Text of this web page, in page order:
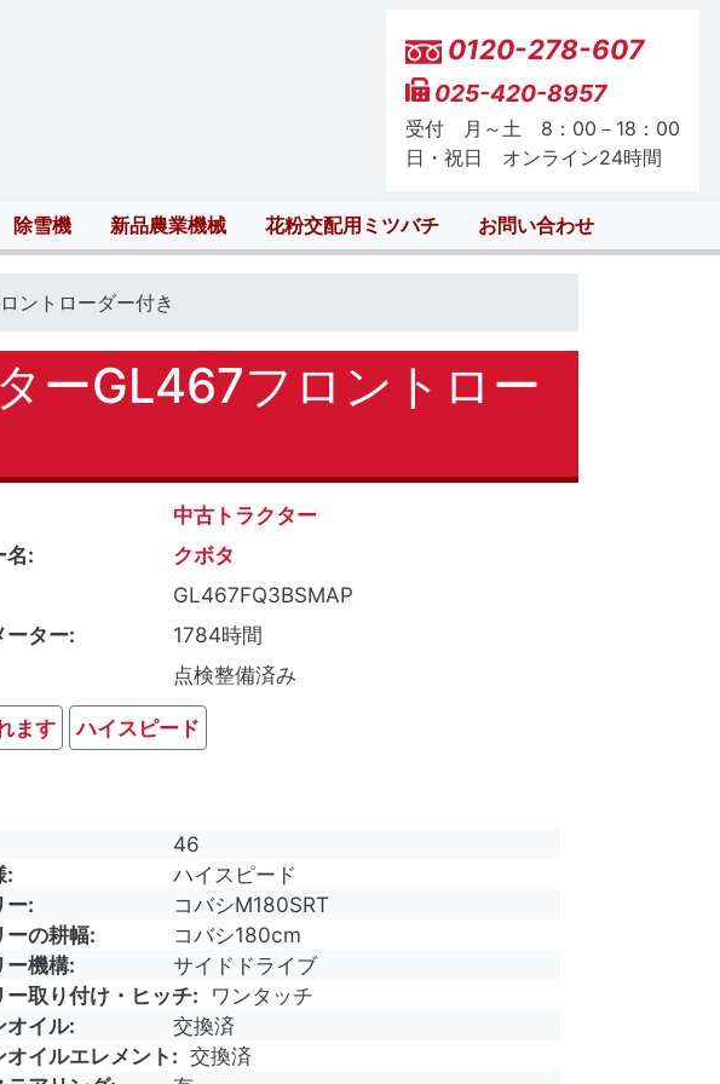
0120-278-607
025-420-8957
受付 月～土 8：00－18：00
日・祝日 オンライン24時間
除雪機 新品農業機械 花粉交配用ミツバチ お問い合わせ
ントローダー付き
ーGL467フロントロー
中古トラクター
名
クボタ
GL467FQ3BSMAP
ーター
1784時間
点検整備済み
ます ハイスピード
46
ハイスピード
ー
コバシM180SRT
ーの耕幅
コバシ180cm
ー機構
サイドドライブ
ー取り付け・ヒッチ
ワンタッチ
オイル
交換済
オイルエレメント
交換済